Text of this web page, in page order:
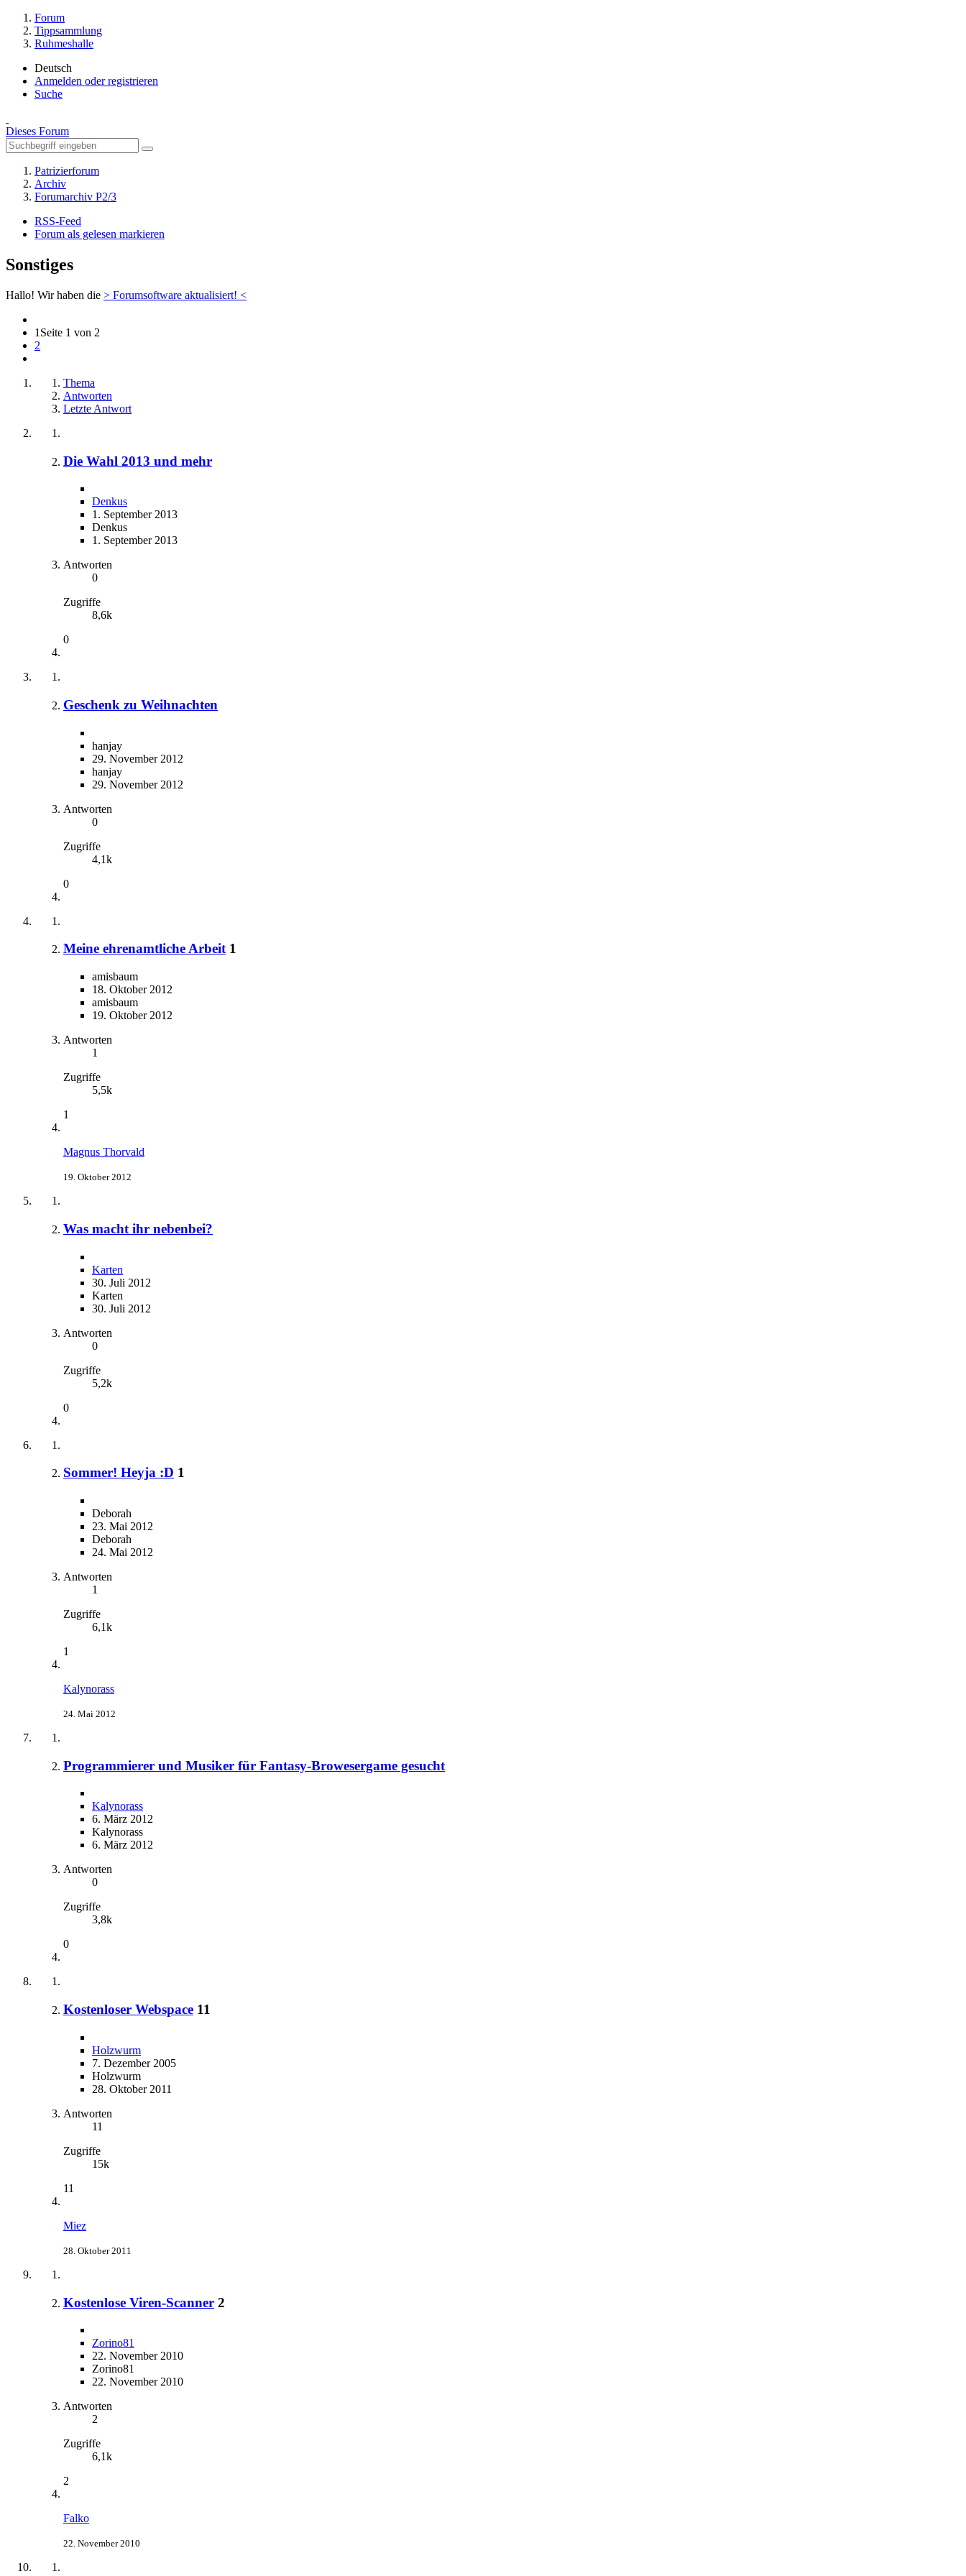
Forum
Tippsammlung
Ruhmeshalle
Deutsch
Anmelden oder registrieren
Suche
Dieses Forum
Patrizierforum
Archiv
Forumarchiv P2/3
RSS-Feed
Forum als gelesen markieren
Sonstiges
Hallo! Wir haben die > Forumsoftware aktualisiert! <
1 Seite 1 von 2
2
Thema
Antworten
Letzte Antwort
Die Wahl 2013 und mehr
Denkus
1. September 2013
Denkus
1. September 2013
Antworten
0
Zugriffe
8,6k
0
Geschenk zu Weihnachten
hanjay
29. November 2012
hanjay
29. November 2012
Antworten
0
Zugriffe
4,1k
0
Meine ehrenamtliche Arbeit 1
amisbaum
18. Oktober 2012
amisbaum
19. Oktober 2012
Antworten
1
Zugriffe
5,5k
1
Magnus Thorvald
19. Oktober 2012
Was macht ihr nebenbei?
Karten
30. Juli 2012
Karten
30. Juli 2012
Antworten
0
Zugriffe
5,2k
0
Sommer! Heyja :D 1
Deborah
23. Mai 2012
Deborah
24. Mai 2012
Antworten
1
Zugriffe
6,1k
1
Kalynorass
24. Mai 2012
Programmierer und Musiker für Fantasy-Browesergame gesucht
Kalynorass
6. März 2012
Kalynorass
6. März 2012
Antworten
0
Zugriffe
3,8k
0
Kostenloser Webspace 11
Holzwurm
7. Dezember 2005
Holzwurm
28. Oktober 2011
Antworten
11
Zugriffe
15k
11
Miez
28. Oktober 2011
Kostenlose Viren-Scanner 2
Zorino81
22. November 2010
Zorino81
22. November 2010
Antworten
2
Zugriffe
6,1k
2
Falko
22. November 2010